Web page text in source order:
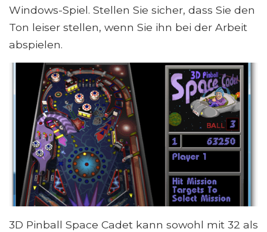
Windows-Spiel. Stellen Sie sicher, dass Sie den
Ton leiser stellen, wenn Sie ihn bei der Arbeit
abspielen.
3D Pinball Space Cadet kann sowohl mit 32 als